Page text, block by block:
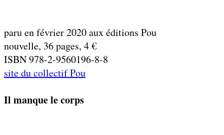
paru en février 2020 aux éditions Pou
nouvelle, 36 pages, 4 €
ISBN 978-2-9560196-8-8
site du collectif Pou
Il manque le corps